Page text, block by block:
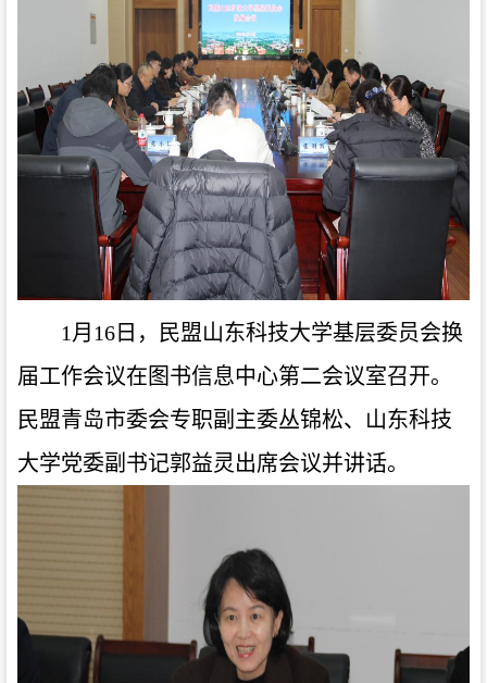
1月16日，民盟山东科技大学基层委员会换
届工作会议在图书信息中心第二会议室召开。
民盟青岛市委会专职副主委丛锦松、山东科技
大学党委副书记郭益灵出席会议并讲话。